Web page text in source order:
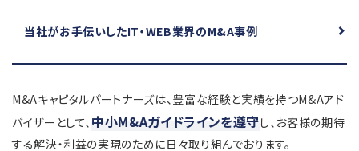
当社がお手伝いしたIT・WEB業界のM&A事例
M&Aキャピタルパートナーズは、豊富な経験と実績を持つM&Aアド
バイザーとして、 中小M&Aガイドラインを遵守し、お客様の期待
する解決・利益の実現のために日々取り組んでおります。